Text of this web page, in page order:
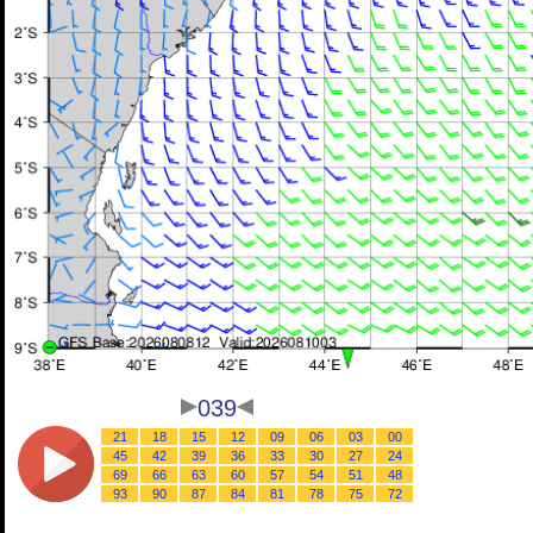
039
00
03
06
09
12
15
18
21
24
27
30
33
36
39
42
45
48
51
54
57
60
63
66
69
72
75
78
81
84
87
90
93